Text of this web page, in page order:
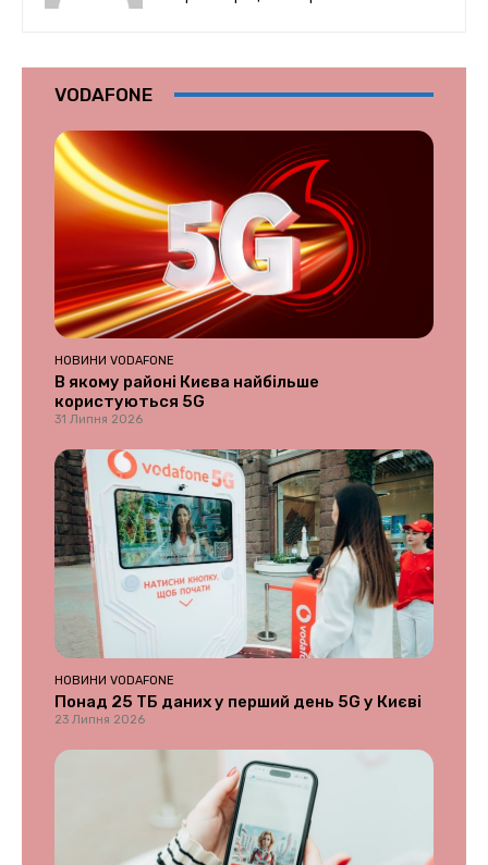
VODAFONE
НОВИНИ VODAFONE
В якому районі Києва найбільше
користуються 5G
31 Липня 2026
НОВИНИ VODAFONE
Понад 25 ТБ даних у перший день 5G у Києві
23 Липня 2026